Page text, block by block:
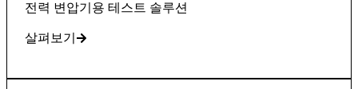
전력 변압기용 테스트 솔루션
살펴보기